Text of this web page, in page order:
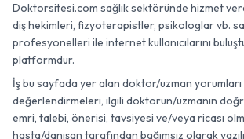
Doktorsitesi.com sağlık sektöründe hizmet
diş hekimleri, fizyoterapistler, psikologlar vb.
profesyonelleri ile internet kullanıcılarını
platformdur.
İş bu sayfada yer alan doktor/uzman yorumları
değerlendirmeleri, ilgili doktorun/uzmanın
emri, talebi, önerisi, tavsiyesi ve/veya ricası
hasta/danışan tarafından bağımsız olarak